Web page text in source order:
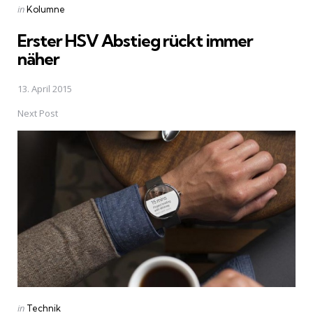
Posted
inKolumne
Erster HSV Abstieg rückt immer
näher
13. April 2015
Next Post
Posted
in Technik